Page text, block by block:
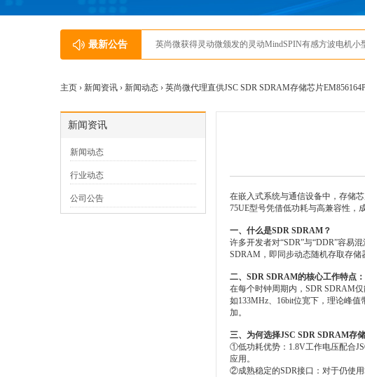
最新公告 英尚微获得灵动微颁发的灵动MindSPIN有感方波电机小
主页 › 新闻资讯 › 新闻动态 › 英尚微代理直供JSC SDR SDRAM存储芯片
新闻资讯
新闻动态
行业动态
公司公告
在嵌入式系统与通信设备中，存储
75UE型号凭借低功耗与高兼容性，
一、什么是SDR SDRAM？
许多开发者对“SDR”与“DDR”容易
SDRAM，即同步动态随机存取存储器
二、SDR SDRAM的核心工作特点：
在每个时钟周期内，SDR SDRAM
如133MHz、16bit位宽下，理论峰
加。
三、为何选择JSC SDR SDRAM存
①低功耗优势：1.8V工作电压配合
应用。
②成熟稳定的SDR接口：对于仍使用